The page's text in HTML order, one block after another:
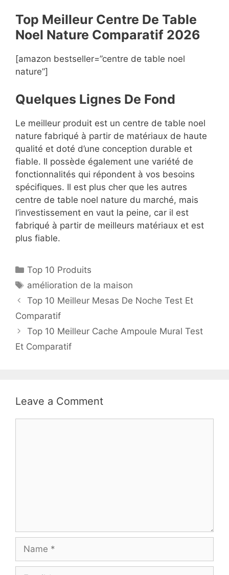
Top Meilleur Centre De Table
Noel Nature Comparatif 2026
[amazon bestseller=”centre de table noel
nature”]
Quelques Lignes De Fond
Le meilleur produit est un centre de table noel
nature fabriqué à partir de matériaux de haute
qualité et doté d’une conception durable et
fiable. Il possède également une variété de
fonctionnalités qui répondent à vos besoins
spécifiques. Il est plus cher que les autres
centre de table noel nature du marché, mais
l’investissement en vaut la peine, car il est
fabriqué à partir de meilleurs matériaux et est
plus fiable.
Top 10 Produits
amélioration de la maison
Top 10 Meilleur Mesas De Noche Test Et
Comparatif
Top 10 Meilleur Cache Ampoule Mural Test
Et Comparatif
Leave a Comment